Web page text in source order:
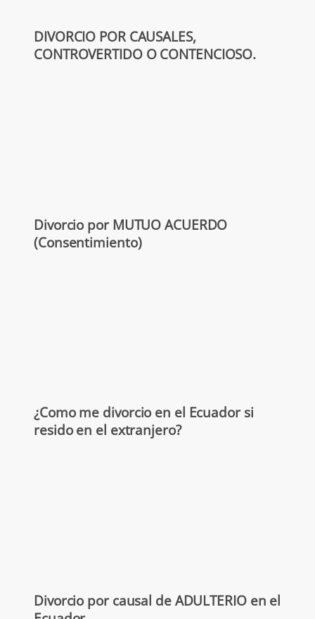
DIVORCIO POR CAUSALES,
CONTROVERTIDO O CONTENCIOSO.
Divorcio por MUTUO ACUERDO
(Consentimiento)
¿Como me divorcio en el Ecuador si
resido en el extranjero?
Divorcio por causal de ADULTERIO en el